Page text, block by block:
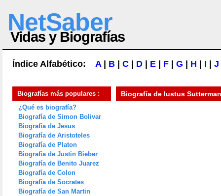
NetSaber
Vidas y Biografías
Índice Alfabético: A| B C D E F G H I J
Biografías más populares :
¿Qué es biografía?
Biografía de Simon Bolivar
Biografía de Jesus
Biografía de Aristoteles
Biografía de Platon
Biografía de Justin Bieber
Biografía de Benito Juarez
Biografía de Colon
Biografía de Socrates
Biografía de San Martin
Biografía de Iustus